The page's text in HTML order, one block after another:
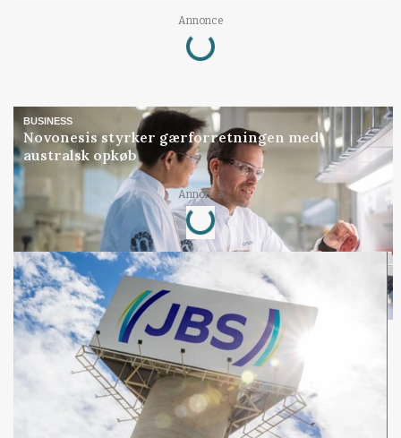
Annonce
Loading...
BUSINESS
Novonesis styrker gærforretningen med
australsk opkøb
Annonce
Loading...